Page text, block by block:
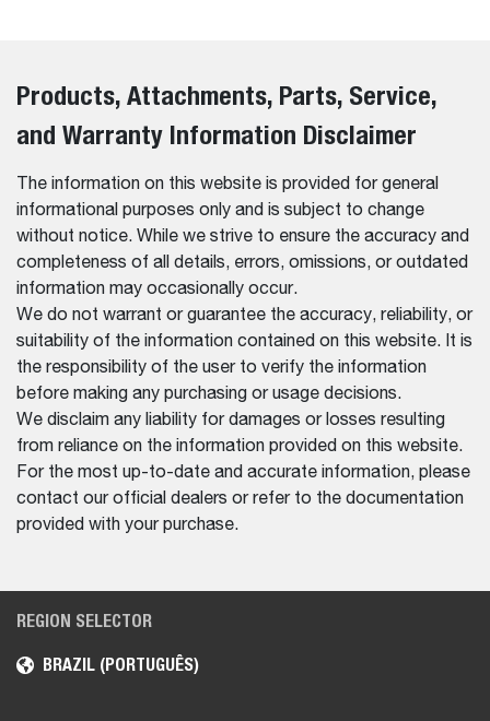
Products, Attachments, Parts, Service,
and Warranty Information Disclaimer
The information on this website is provided for general
informational purposes only and is subject to change
without notice. While we strive to ensure the accuracy and
completeness of all details, errors, omissions, or outdated
information may occasionally occur.
We do not warrant or guarantee the accuracy, reliability, or
suitability of the information contained on this website. It is
the responsibility of the user to verify the information
before making any purchasing or usage decisions.
We disclaim any liability for damages or losses resulting
from reliance on the information provided on this website.
For the most up-to-date and accurate information, please
contact our official dealers or refer to the documentation
provided with your purchase.
REGION SELECTOR
BRAZIL (PORTUGUÊS)